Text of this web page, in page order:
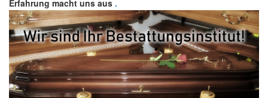
Erfahrung macht uns aus .